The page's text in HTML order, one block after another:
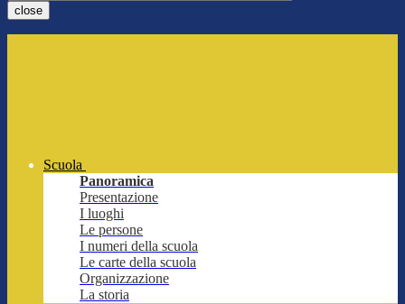
close
Scuola
Panoramica
Presentazione
I luoghi
Le persone
I numeri della scuola
Le carte della scuola
Organizzazione
La storia